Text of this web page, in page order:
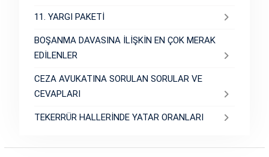
11. YARGI PAKETİ
BOŞANMA DAVASINA İLİŞKİN EN ÇOK MERAK
EDİLENLER
CEZA AVUKATINA SORULAN SORULAR VE
CEVAPLARI
TEKERRÜR HALLERİNDE YATAR ORANLARI